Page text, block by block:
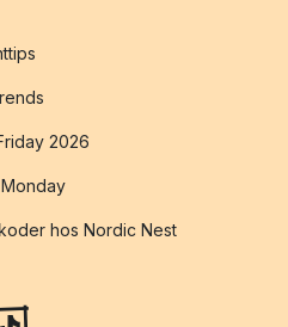
2026
hos Nordic Nest